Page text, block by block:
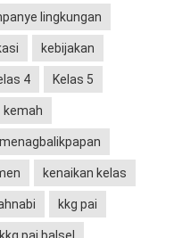
lingkungan
kebijakan
4 Kelas 5
kemah
kenaikan kelas
kkg pai